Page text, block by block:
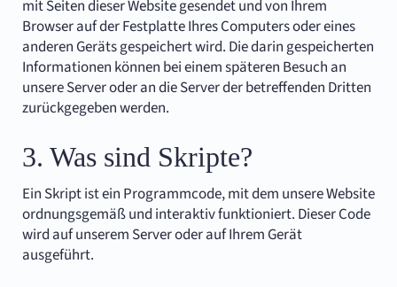
mit Seiten dieser Website gesendet und von Ihrem
Browser auf der Festplatte Ihres Computers oder eines
anderen Geräts gespeichert wird. Die darin gespeicherten
Informationen können bei einem späteren Besuch an
unsere Server oder an die Server der betreffenden Dritten
zurückgegeben werden.
3. Was sind Skripte?
Ein Skript ist ein Programmcode, mit dem unsere Website
ordnungsgemäß und interaktiv funktioniert. Dieser Code
wird auf unserem Server oder auf Ihrem Gerät
ausgeführt.